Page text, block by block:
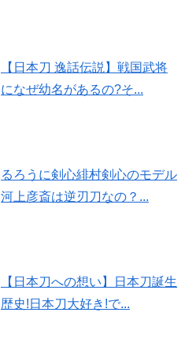
【日本刀 逸話伝説】戦国武将
になぜ幼名があるの?そ...
るろうに剣心緋村剣心のモデル
河上彦斎は逆刃刀なの？...
【日本刀への想い】日本刀誕生
歴史!日本刀大好き!で...